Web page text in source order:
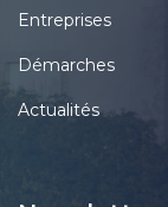
Entreprises
Démarches
Actualités